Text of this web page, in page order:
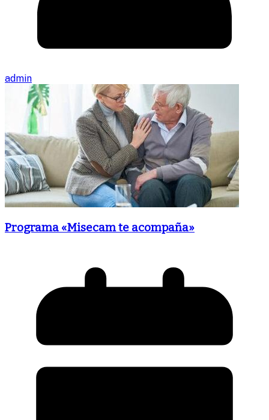
admin
Programa «Misecam te acompaña»